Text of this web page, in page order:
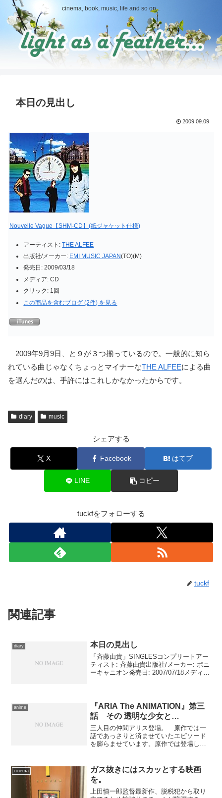
cinema, book, music, life and so on...
本日の見出し
2009.09.09
Nouvelle Vague【SHM-CD】(紙ジャケット仕様)
アーティスト: THE ALFEE
出版社/メーカー: EMI MUSIC JAPAN(TO)(M)
発売日: 2009/03/18
メディア: CD
クリック : 1回
この商品を含むブログ (2件) を見る
2009年9月9日、と９が３つ揃っているので。一般的に知ら
れている曲じゃなくちょっとマイナーなTHE ALFEEによる曲
を選んだのは、手許にはこれしかなかったからです。
diary music
シェアする
X Facebook はてブ
LINE コピー
tuckfをフォローする
tuckf
関連記事
diary 本日の見出し
「斉藤由貴」SINGLESコンプリートアー
ティスト: 斉藤由貴出版社/メーカー: ポニ
ーキャニオン発売日: 2007/07/18メディ
anime
『ARIA The ANIMATION』第三
話 その 透明な少女と…
三人目の仲間アリス登場。 原作では一
話であっさりと済ませていたエピソード
を膨らませています。原作では登場した
鮮です。友達に「もうちょっと笑ったほ
うがいいよ」と言われて、...
cinema
ガス抜きにはスカッとする映画
を。
上田慎一郎監督最新作、脱税犯から取り